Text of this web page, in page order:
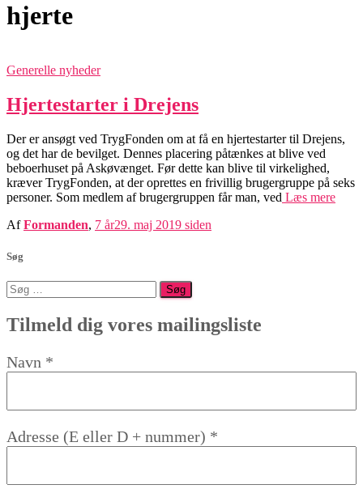
hjerte
Generelle nyheder
Hjertestarter i Drejens
Der er ansøgt ved TrygFonden om at få en hjertestarter til Drejens,
og det har de bevilget. Dennes placering påtænkes at blive ved
beboerhuset på Askøvænget. Før dette kan blive til virkelighed,
kræver TrygFonden, at der oprettes en frivillig brugergruppe på seks
personer. Som medlem af brugergruppen får man, ved Læs mere
AfFormanden, 7 år29. maj 2019 siden
Søg
Søg
efter:
Tilmeld dig vores mailingsliste
Navn *
Adresse (E eller D + nummer) *